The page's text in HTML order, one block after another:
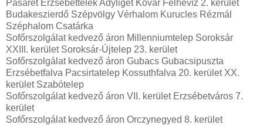
Pasarét Erzsébettelek Adyliget Kővár Felhévíz 2. kerület
Budakeszierdő Szépvölgy Vérhalom Kurucles Rézmál
Széphalom Csatárka
Sofőrszolgálat kedvező áron Millenniumtelep Soroksár
XXIII. kerület Soroksár-Újtelep 23. kerület
Sofőrszolgálat kedvező áron Gubacs Gubacsipuszta
Erzsébetfalva Pacsirtatelep Kossuthfalva 20. kerület XX.
kerület Szabótelep
Sofőrszolgálat kedvező áron VII. kerület Erzsébetváros 7.
kerület
Sofőrszolgálat kedvező áron Orczynegyed 8. kerület